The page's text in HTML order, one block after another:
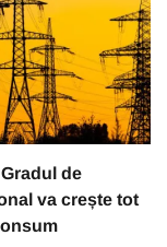
de
va crește tot